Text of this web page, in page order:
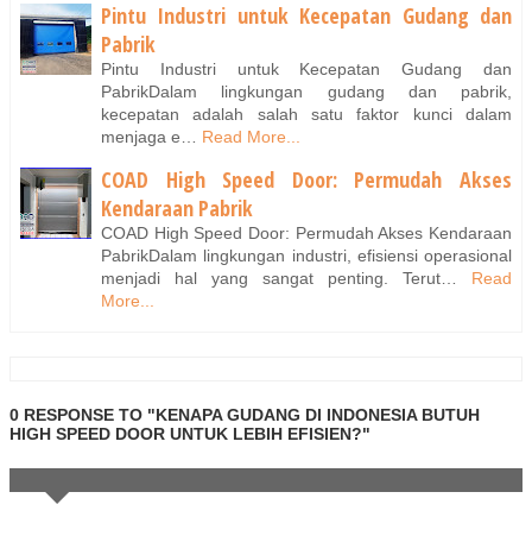
Pintu Industri untuk Kecepatan Gudang dan
Pabrik
Pintu Industri untuk Kecepatan Gudang dan
PabrikDalam lingkungan gudang dan pabrik,
kecepatan adalah salah satu faktor kunci dalam
menjaga e…
Read More...
COAD High Speed Door: Permudah Akses
Kendaraan Pabrik
COAD High Speed Door: Permudah Akses Kendaraan
PabrikDalam lingkungan industri, efisiensi operasional
menjadi hal yang sangat penting. Terut…
Read
More...
0 RESPONSE TO "KENAPA GUDANG DI INDONESIA BUTUH
HIGH SPEED DOOR UNTUK LEBIH EFISIEN?"